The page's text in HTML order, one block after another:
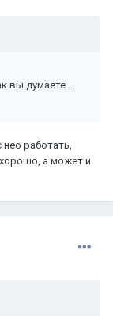
вы думаете...
работать,
а может и